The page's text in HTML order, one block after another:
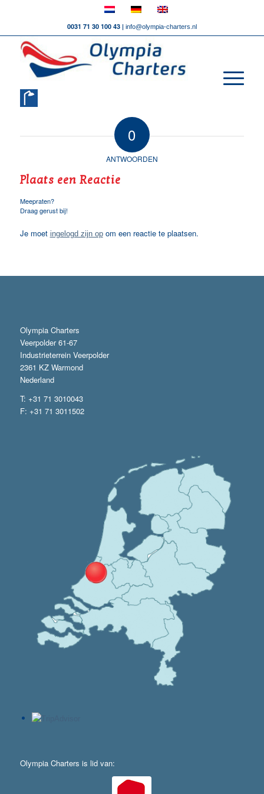
0031 71 30 100 43 | info@olympia-charters.nl
0
ANTWOORDEN
Plaats een Reactie
Meepraten?
Draag gerust bij!
Je moet ingelogd zijn opom een reactie te plaatsen.
Olympia Charters
Veerpolder 61-67
Industrieterrein Veerpolder
2361 KZ Warmond
Nederland
T: +31 71 3010043
F: +31 71 3011502
Olympia Charters is lid van: